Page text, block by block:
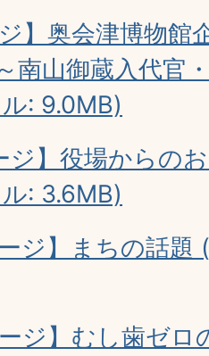
】奥会津博物館
南山御蔵入代官
: 9.0MB)
ジ】役場からの
: 3.6MB)
ージ】まちの話
ージ】むし歯ゼ